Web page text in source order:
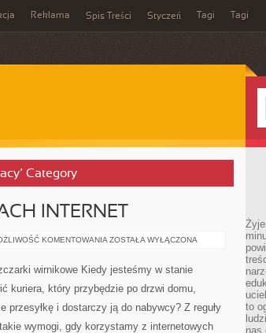
Reklama Spis Treści Styczeń Tagi Tagi
Category
INTERNET
KOMENTOWANIA W
INTERNET
ZOSTAŁA WYŁĄCZONA
wirnikowe Kiedy jesteśmy w stanie
kuriera, który przybędzie po drzwi domu,
przesyłkę i dostarczy ją do nabywcy? Z reguły
wymogi, gdy korzystamy z internetowych
to
nas